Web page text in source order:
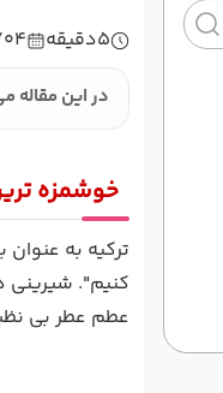
5دقیقه
در این مقاله
خوشمزه
ترکیه به
کنیم". شیرینی
عطم عطر بی